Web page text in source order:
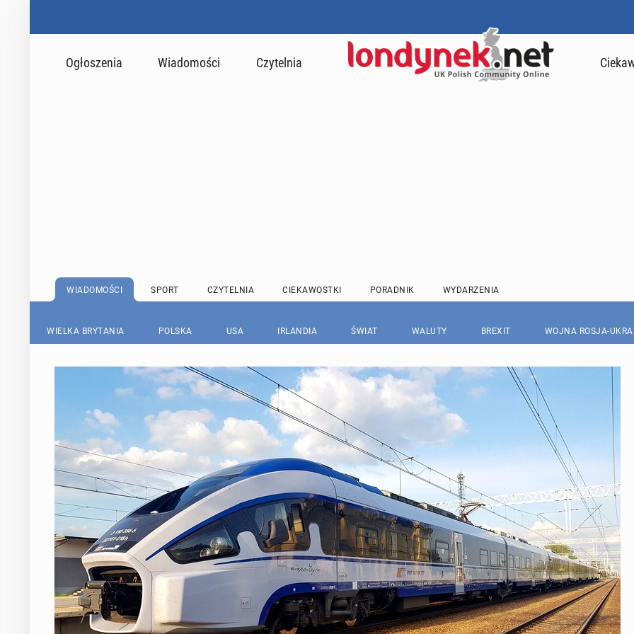
Ogłoszenia Wiadomości Czytelnia
WIADOMOŚCI SPORT CZYTELNIA CIEKAWOSTKI PORADNIK WYDARZENIA
WIELKA BRYTANIA POLSKA USA IRLANDIA ŚWIAT WALUTY BREXIT WOJNA ROSJA-